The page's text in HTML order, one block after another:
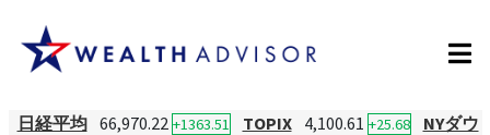
日経平均 66,970.22 +1363.51 TOPIX 4,100.61 +25.68 NYダウ